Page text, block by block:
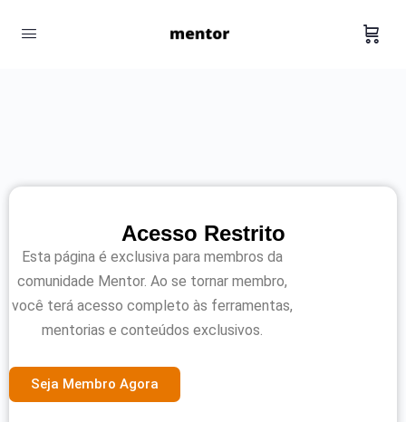
Acesso Restrito
Esta página é exclusiva para membros da
comunidade Mentor. Ao se tornar membro,
você terá acesso completo às ferramentas,
mentorias e conteúdos exclusivos.
Seja Membro Agora